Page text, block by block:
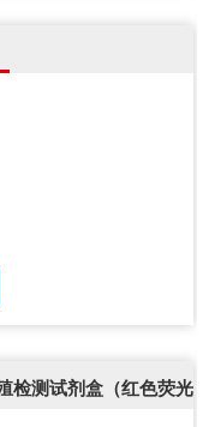
检测试剂盒（红色荧光